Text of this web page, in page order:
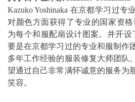
Kazuko Yoshinaka 在京都学习过专
对颜色方面获得了专业的国家资格
为每个和服配扇设计图案。并开设
要是在京都学习过的专业和服制作
多年工作经验的服装修复大师团队
望通过自己非常满怀诚意的服务为
笑容。